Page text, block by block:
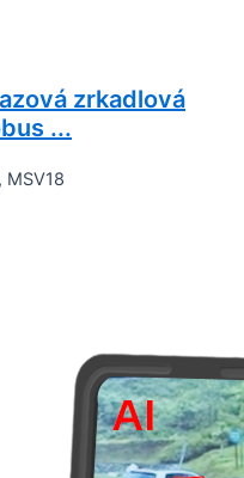
zrkadlová
...
MSV18